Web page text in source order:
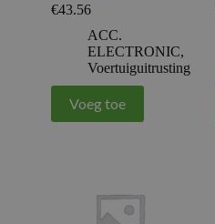
€43.56
ACC.
ELECTRONIC,
Voertuiguitrusting
Voeg toe